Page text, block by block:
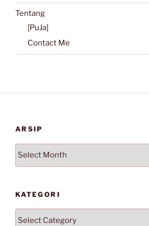
Tentang
[PuJa]
Contact Me
ARSIP
Arsip
KATEGORI